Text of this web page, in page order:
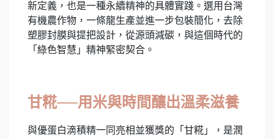
新定義，也是一種永續精神的具體實踐。選用台灣
有機農作物，一條龍生產並進一步包裝簡化，去除
塑膠封膜與提把設計，從源頭減碳，與這個時代的
「綠色智慧」精神緊密契合。
甘糀──用米與時間釀出溫柔滋養
與優蛋白滴積精一同亮相並獲獎的「甘糀」，是潤